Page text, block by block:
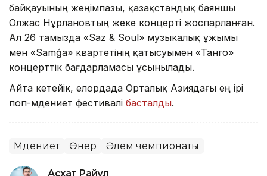
байқауының жеңімпазы, қазақстандық баяншы
Олжас Нұрлановтың жеке концерті жоспарланған.
Ал 26 тамызда «Saz & Soul» музыкалық ұжымы
мен «Samǵa» квартетінің қатысуымен «Танго»
концерттік бағдарламасы ұсынылады.
Айта кетейік, елордада Орталық Азиядағы ең ірі
поп-мәдениет фестивалі басталды.
Мәдениет Өнер Әлем чемпионаты
Асхат Райқұл